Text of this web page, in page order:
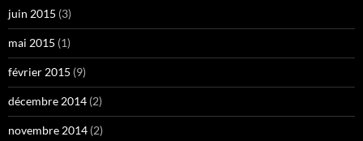
juin 2015 (3)
mai 2015 (1)
février 2015 (9)
décembre 2014 (2)
novembre 2014 (2)